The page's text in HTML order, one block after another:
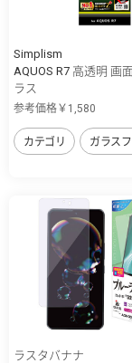
Simplism
AQUOS R7 高透明 画
ラス
参考価格￥1,580
カテゴリ ガラス
ラスタバナナ